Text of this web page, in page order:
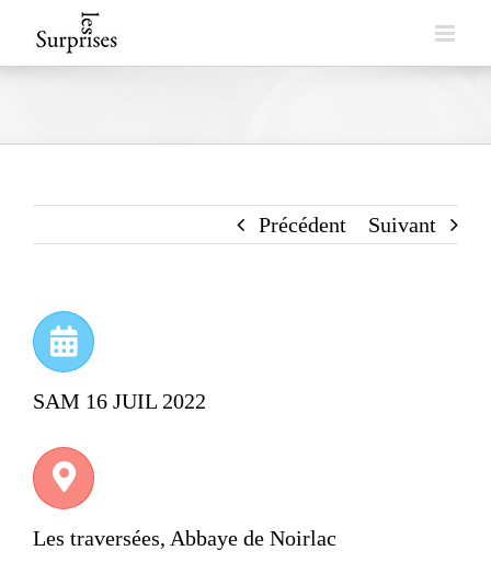
to
Précédent Suivant
SAM 16 JUIL 2022
Les traversées, Abbaye de Noirlac